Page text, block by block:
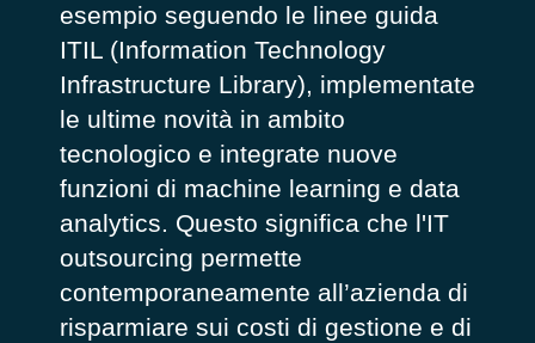
esempio seguendo le linee guida
ITIL (Information Technology
Infrastructure Library), implementate
le ultime novità in ambito
tecnologico e integrate nuove
funzioni di machine learning e data
analytics. Questo significa che l'IT
outsourcing permette
contemporaneamente all’azienda di
risparmiare sui costi di gestione e di